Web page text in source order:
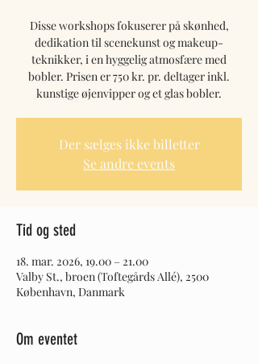
Disse workshops fokuserer på skønhed,
dedikation til scenekunst og makeup-
teknikker, i en hyggelig atmosfære med
bobler. Prisen er 750 kr. pr. deltager inkl.
kunstige øjenvipper og et glas bobler.
Der sælges ikke billetter
Se andre events
Tid og sted
18. mar. 2026, 19.00 – 21.00
Valby St., broen (Toftegårds Allé), 2500
København, Danmark
Om eventet